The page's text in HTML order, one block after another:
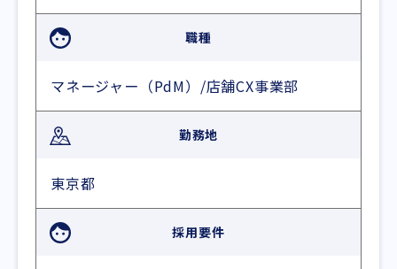
職種
マネージャー（PdM）/店舗CX事業部
勤務地
東京都
採用要件